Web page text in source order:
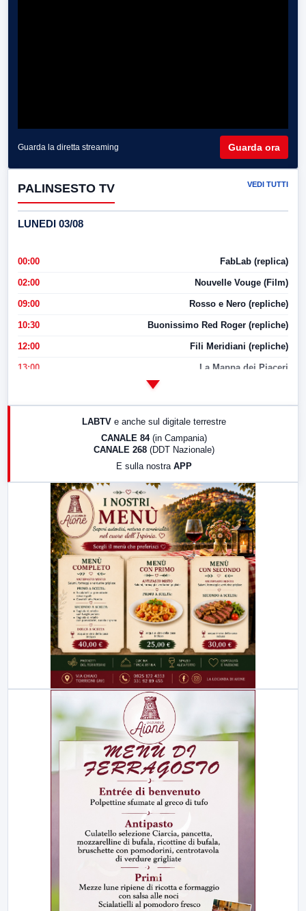
Guarda la diretta streaming Guarda ora
PALINSESTO TV VEDI TUTTI
LUNEDI 03/08
00:00 FabLab (replica)
02:00 Nouvelle Vouge (Film)
09:00 Rosso e Nero (repliche)
10:30 Buonissimo Red Roger (repliche)
12:00 Fili Meridiani (repliche)
13:00 La Mappa dei Piaceri
17:00 LabNews (replica)
LabNews (replica)
LABTV e anche sul digitale terrestre
CANALE 84 (in Campania)
CANALE 268 (DDT Nazionale)
E sulla nostra APP